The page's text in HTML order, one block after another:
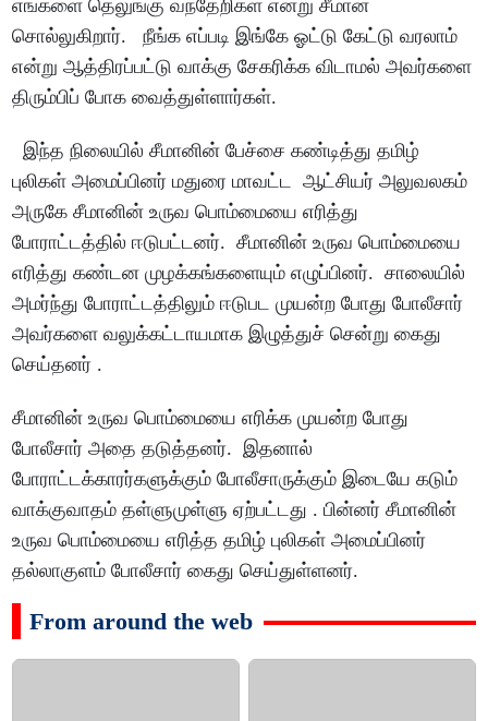
எங்களை தெலுங்கு வந்தேறிகள் என்று சீமான்
சொல்லுகிறார். நீங்க எப்படி இங்கே ஓட்டு கேட்டு வரலாம்
என்று ஆத்திரப்பட்டு வாக்கு சேகரிக்க விடாமல் அவர்களை
திரும்பிப் போக வைத்துள்ளார்கள்.
இந்த நிலையில் சீமானின் பேச்சை கண்டித்து தமிழ்
புலிகள் அமைப்பினர் மதுரை மாவட்ட ஆட்சியர் அலுவலகம்
அருகே சீமானின் உருவ பொம்மையை எரித்து
போராட்டத்தில் ஈடுபட்டனர். சீமானின் உருவ பொம்மையை
எரித்து கண்டன முழக்கங்களையும் எழுப்பினர். சாலையில்
அமர்ந்து போராட்டத்திலும் ஈடுபட முயன்ற போது போலீசார்
அவர்களை வலுக்கட்டாயமாக இழுத்துச் சென்று கைது
செய்தனர் .
சீமானின் உருவ பொம்மையை எரிக்க முயன்ற போது
போலீசார் அதை தடுத்தனர். இதனால்
போராட்டக்காரர்களுக்கும் போலீசாருக்கும் இடையே கடும்
வாக்குவாதம் தள்ளுமுள்ளு ஏற்பட்டது . பின்னர் சீமானின்
உருவ பொம்மையை எரித்த தமிழ் புலிகள் அமைப்பினர்
தல்லாகுளம் போலீசார் கைது செய்துள்ளனர்.
From around the web